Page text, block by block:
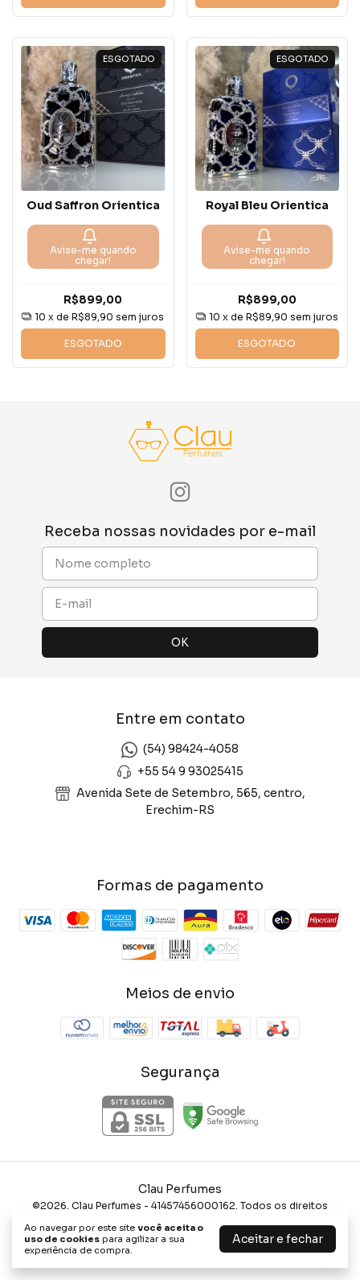
Ao navegar por este site você aceita o
uso de cookies para agilizar a sua
experiência de compra.
Aceitar e fechar
ESGOTADO
Oud Saffron Orientica
Avise-me quando
chegar!
R$899,00
10 x deR$89,90 sem juros
ESGOTADO
ESGOTADO
Royal Bleu Orientica
Avise-me quando
chegar!
R$899,00
10 x de R$89,90 sem juros
ESGOTADO
Receba nossas novidades por e-mail
Entre em contato
(54) 98424-4058
+55 54 9 93025415
Avenida Sete de Setembro, 565, centro,
Erechim-RS
Formas de pagamento
Meios de envio
Segurança
Clau Perfumes
©2026. Clau Perfumes - 41457456000162. Todos os direitos